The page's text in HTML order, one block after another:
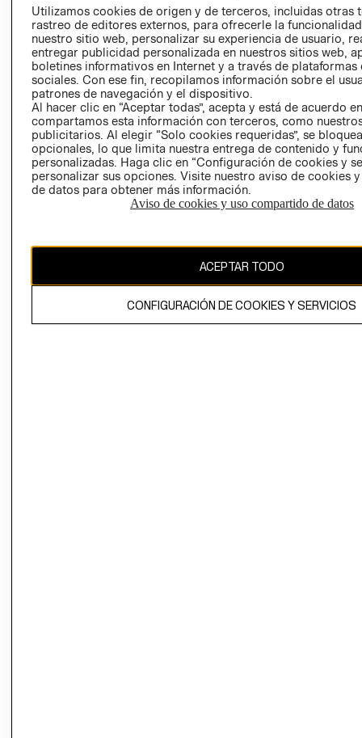
RELACIÓN CON
INVERSIONISTAS
POLÍTICA
EMPRESARIAL
- RETIRO EN
TIENDA
TÉRMINOS Y
CONDICIONES
AVISO DE
PRIVACIDAD
GIFT CARD
AVISO DE
COOKIES
Utilizamos cookies de origen y de terceros, incluidas otras
rastreo de editores externos, para ofrecerle la
nuestro sitio web, personalizar su experiencia de usuario,
entregar publicidad personalizada en nuestros sitios web,
boletines informativos en Internet y a través de plataformas
sociales. Con ese fin, recopilamos información sobre el
patrones de navegación y el dispositivo.
Al hacer clic en “Aceptar todas”, acepta y está de acuerdo
compartamos esta información con terceros, como
publicitarios. Al elegir “Solo cookies requeridas”, se
opcionales, lo que limita nuestra entrega de contenido y
personalizadas. Haga clic en “Configuración de cookies y
personalizar sus opciones. Visite nuestro aviso de cookies
de datos para obtener más información.
Aviso de cookies y uso compartido de datos
ACEPTAR TODO
CONFIGURACIÓN DE COOKIES Y SERVICIOS